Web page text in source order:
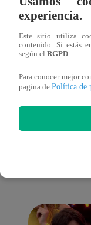
diciembre –
(online y español)
experiencia.
Este sitio utiliza
contenido. Si estás
según el RGPD
Para conocer mejor
pagina de Política de